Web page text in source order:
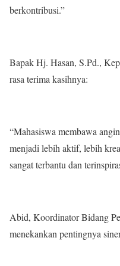
berkontribusi.”
Bapak Hj. Hasan, S.Pd.,
rasa terima kasihnya:
“Mahasiswa membawa
menjadi lebih aktif, lebih
sangat terbantu dan
Abid, Koordinator Bidang
menekankan pentingnya